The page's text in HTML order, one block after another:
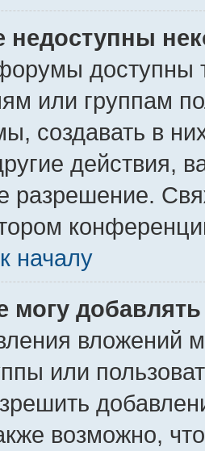
недоступны
доступны
или группам
создавать в
действия,
разрешение.
началу
могу
вложений
или
возможно,